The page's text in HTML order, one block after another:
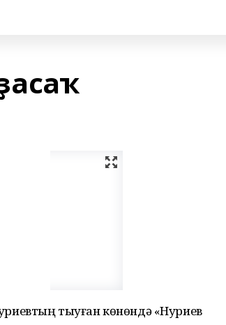
тыуған көнөндә «Нуриев